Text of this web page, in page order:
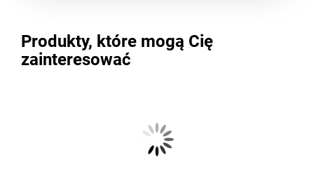
Produkty, które mogą Cię
zainteresować